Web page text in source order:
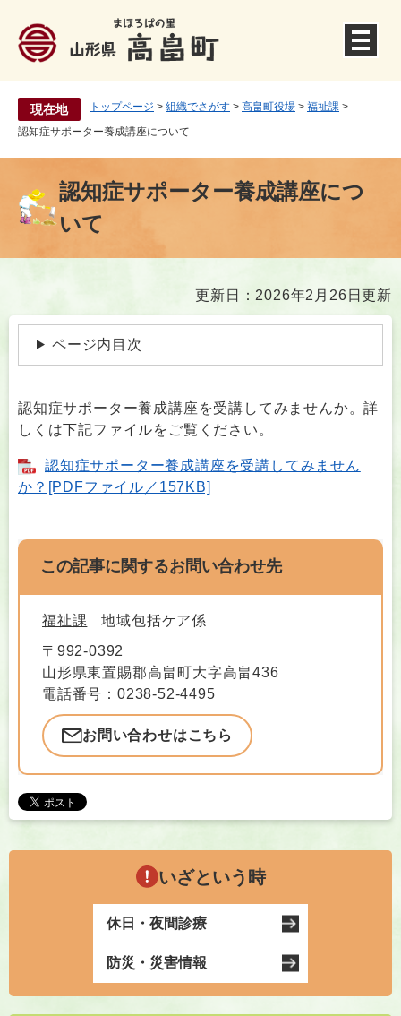
。
現在地 トップページ > 組織でさがす > 高畠町役場 > 福祉課 >
認知症サポーター養成講座について
認知症サポーター養成講座につ
いて
文
更新日：2026年2月26日更新
ページ内目次
認知症サポーター養成講座を受講してみませんか。詳
しくは下記ファイルをご覧ください。
認知症サポーター養成講座を受講してみません
か？[PDFファイル／157KB]
この記事に関するお問い合わせ先
福祉課
地域包括ケア係
〒992-0392
山形県東置賜郡高畠町大字高畠436
電話番号：0238-52-4495
お問い合わせはこちら
いざという時
休日・夜間診療
防災・災害情報